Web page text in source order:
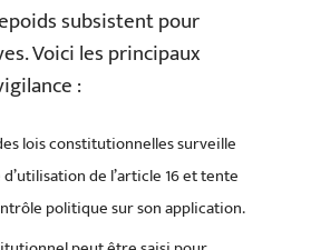
subsistent pour
Voici les principaux
:
lois constitutionnelles surveille
de l’article 16 et tente
politique sur son application.